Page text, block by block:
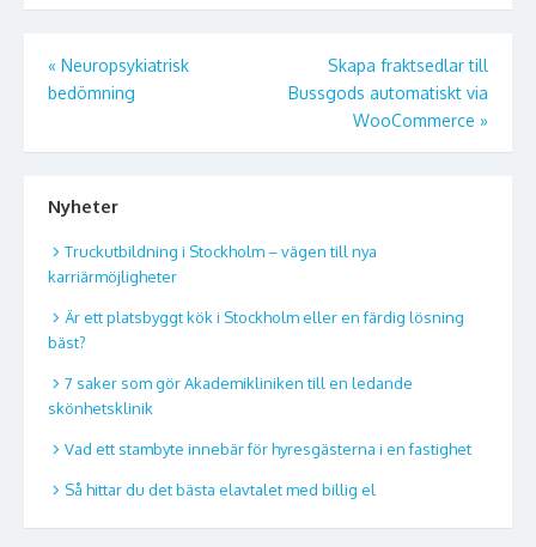
Inläggsnavigering
« Neuropsykiatrisk
bedömning
Skapa fraktsedlar till
Bussgods automatiskt via
WooCommerce »
Nyheter
Truckutbildning i Stockholm – vägen till nya
karriärmöjligheter
Är ett platsbyggt kök i Stockholm eller en färdig lösning
bäst?
7 saker som gör Akademikliniken till en ledande
skönhetsklinik
Vad ett stambyte innebär för hyresgästerna i en fastighet
Så hittar du det bästa elavtalet med billig el